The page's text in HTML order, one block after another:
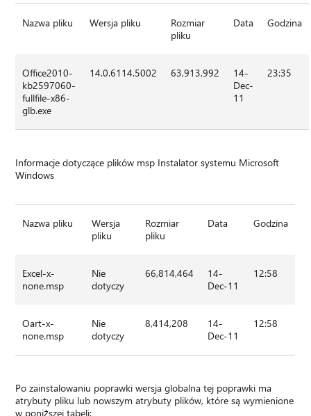
Nazwa pliku Wersja pliku
Rozmiar
pliku
Data Godzina
Office2010-
kb2597060-
fullfile-x86-
glb.exe
14.0.6114.5002 63,913,992
14-
Dec-
11
23:35
Informacje dotyczące plików msp Instalator systemu Microsoft
Windows
Nazwa pliku
Wersja
pliku
Rozmiar
pliku
Data Godzina
Excel-x-
none.msp
Nie
dotyczy
66,814,464
14-
Dec-11
12:58
Oart-x-
none.msp
Nie
dotyczy
8,414,208
14-
Dec-11
12:58
Po zainstalowaniu poprawki wersja globalna tej poprawki ma
atrybuty pliku lub nowszym atrybuty plików, które są wymienione
w poniższej tabeli: